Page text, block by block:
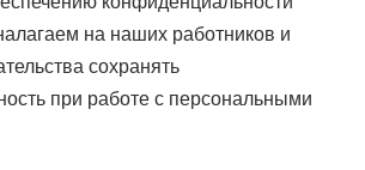
на наших работников и
сохранять
при работе с персональными